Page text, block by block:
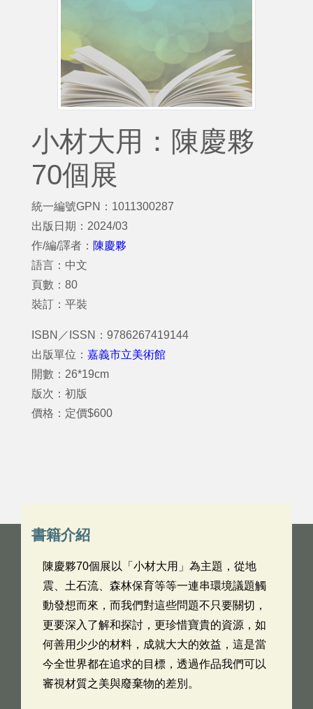
小材大用：陳慶夥
70個展
統一編號GPN：1011300287
出版日期：2024/03
作/編/譯者： 陳慶夥
語言：中文
頁數：80
裝訂：平裝
ISBN／ISSN：9786267419144
出版單位： 嘉義市立美術館
開數：26*19cm
版次：初版
價格：定價$600
書籍介紹
陳慶夥70個展以「小材大用」為主題，從地
震、土石流、森林保育等等一連串環境議題觸
動發想而來，而我們對這些問題不只要關切，
更要深入了解和探討，更珍惜寶貴的資源，如
何善用少少的材料，成就大大的效益，這是當
今全世界都在追求的目標，透過作品我們可以
審視材質之美與廢棄物的差別。